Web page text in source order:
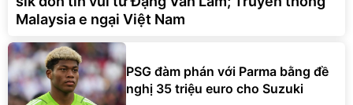
Malaysia e ngại Việt Nam
PSG đàm phán với Parma bằng đề
nghị 35 triệu euro cho Suzuki